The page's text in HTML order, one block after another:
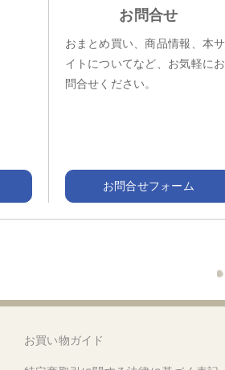
お問合せ
おまとめ買い、商品情報、本サ
イトについてなど、お気軽にお
問合せください。
お問合せフォーム
お買い物ガイド